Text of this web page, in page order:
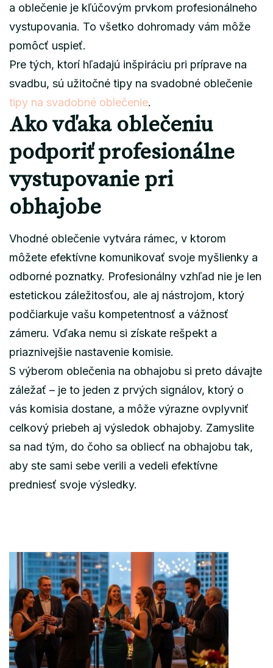
a oblečenie je kľúčovým prvkom profesionálneho
vystupovania. To všetko dohromady vám môže
pomôcť uspieť.
Pre tých, ktorí hľadajú inšpiráciu pri príprave na
svadbu, sú užitočné tipy na svadobné oblečenie
tipy na svadobné oblečenie.
Ako vďaka oblečeniu
podporiť profesionálne
vystupovanie pri
obhajobe
Vhodné oblečenie vytvára rámec, v ktorom
môžete efektívne komunikovať svoje myšlienky a
odborné poznatky. Profesionálny vzhľad nie je len
estetickou záležitosťou, ale aj nástrojom, ktorý
podčiarkuje vašu kompetentnosť a vážnosť
zámeru. Vďaka nemu si získate rešpekt a
priaznivejšie nastavenie komisie.
S výberom oblečenia na obhajobu si preto dávajte
záležať – je to jeden z prvých signálov, ktorý o
vás komisia dostane, a môže výrazne ovplyvniť
celkový priebeh aj výsledok obhajoby. Zamyslite
sa nad tým, do čoho sa obliecť na obhajobu tak,
aby ste sami sebe verili a vedeli efektívne
predniesť svoje výsledky.
Post
Navigation